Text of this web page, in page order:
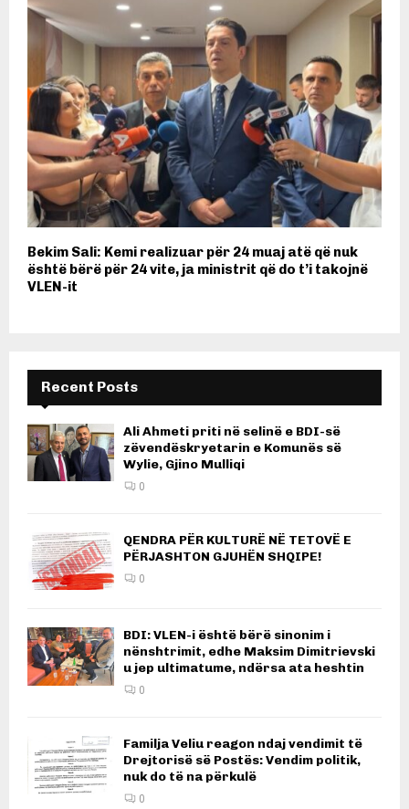
Bekim Sali: Kemi realizuar për 24 muaj atë që nuk
është bërë për 24 vite, ja ministrit që do t’i takojnë
VLEN-it
Recent Posts
Ali Ahmeti priti në selinë e BDI-së
zëvendëskryetarin e Komunës së
Wylie, Gjino Mulliqi
0
QENDRA PËR KULTURË NË TETOVË E
PËRJASHTON GJUHËN SHQIPE!
0
BDI: VLEN-i është bërë sinonim i
nënshtrimit, edhe Maksim Dimitrievski
u jep ultimatume, ndërsa ata heshtin
0
Familja Veliu reagon ndaj vendimit të
Drejtorisë së Postës: Vendim politik,
nuk do të na përkulë
0